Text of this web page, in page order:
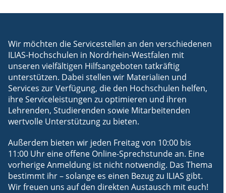
Wir möchten die Servicestellen an den verschiedenen
ILIAS-Hochschulen in Nordrhein-Westfalen mit
unseren vielfältigen Hilfsangeboten tatkräftig
unterstützen. Dabei stellen wir Materialien und
Services zur Verfügung, die den Hochschulen helfen,
ihre Serviceleistungen zu optimieren und ihren
Lehrenden, Studierenden sowie Mitarbeitenden
wertvolle Unterstützung zu bieten.
Außerdem bieten wir jeden Freitag von 10:00 bis
11:00 Uhr eine offene Online-Sprechstunde an. Eine
vorherige Anmeldung ist nicht notwendig. Das Thema
bestimmt ihr – solange es einen Bezug zu ILIAS gibt.
Wir freuen uns auf den direkten Austausch mit euch!